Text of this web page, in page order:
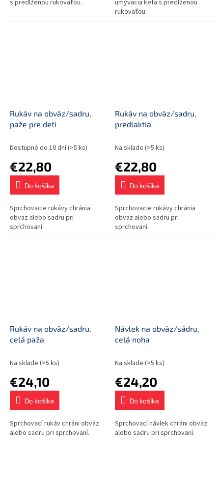
s predĺženou rukoväťou.
umývacia kefa s predĺženou
rukoväťou.
Rukáv na obväz/sadru,
paže pre deti
Dostupné do 10 dní(>5 ks)
€22,80
Do košíka
Sprchovacie rukávy chránia
obväz alebo sadru pri
sprchovaní.
Rukáv na obväz/sadru,
predlaktia
Na sklade (>5 ks)
€22,80
Do košíka
Sprchovacie rukávy chránia
obväz alebo sadru pri
sprchovaní.
Rukáv na obväz/sadru,
celá paža
Na sklade (>5 ks)
€24,10
Do košíka
Sprchovací rukáv chráni obväz
alebo sadru pri sprchovaní.
Návlek na obväz/sádru,
celá noha
Na sklade (>5 ks)
€24,20
Do košíka
Sprchovací návlek chráni obväz
alebo sadru pri sprchovaní.